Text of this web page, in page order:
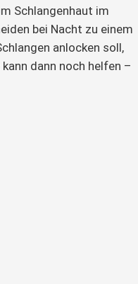
Schlangenhaut im
bei Nacht zu einem
anlocken soll,
dann noch helfen –